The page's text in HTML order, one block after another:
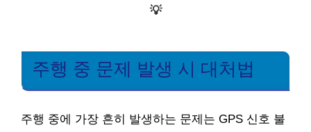
💡
주행 중 문제 발생 시 대처법
주행 중에 가장 흔히 발생하는 문제는 GPS 신호 불